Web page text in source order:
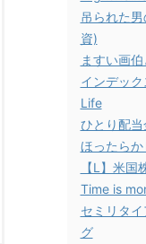
吊られた
資)
ますい画
インデッ
Life
ひとり配
ほったら
【L】米国
Time is
セミリタ
グ